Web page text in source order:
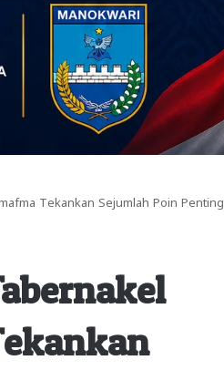
Tekankan Sejumlah Poin Penting